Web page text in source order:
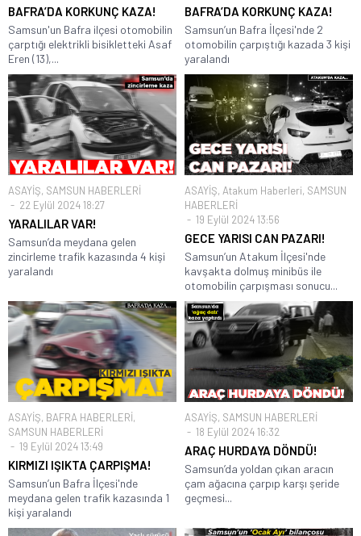
BAFRA’DA KORKUNÇ KAZA!
Samsun'un Bafra ilçesi otomobilin
çarptığı elektrikli bisikletteki Asaf
Eren (13),...
BAFRA’DA KORKUNÇ KAZA!
Samsun’un Bafra İlçesi'nde 2
otomobilin çarpıştığı kazada 3 kişi
yaralandı
ASAYİŞ, SAMSUN HABERLERİ
22 Eylül 2024 18:27
YARALILAR VAR!
Samsun’da meydana gelen
zincirleme trafik kazasında 4 kişi
yaralandı
ASAYİŞ, Atakum Haberleri, SAMSUN
HABERLERİ
19 Eylül 2024 13:56
GECE YARISI CAN PAZARI!
Samsun’un Atakum İlçesi'nde
kavşakta dolmuş minibüs ile
otomobilin çarpışması sonucu...
ASAYİŞ, BAFRA HABERLERİ,
SAMSUN HABERLERİ
19 Eylül 2024 13:49
KIRMIZI IŞIKTA ÇARPIŞMA!
Samsun’un Bafra İlçesi'nde
meydana gelen trafik kazasında 1
kişi yaralandı
ASAYİŞ, SAMSUN HABERLERİ
18 Eylül 2024 16:32
ARAÇ HURDAYA DÖNDÜ!
Samsun’da yoldan çıkan aracın
çam ağacına çarpıp karşı şeride
geçmesi...